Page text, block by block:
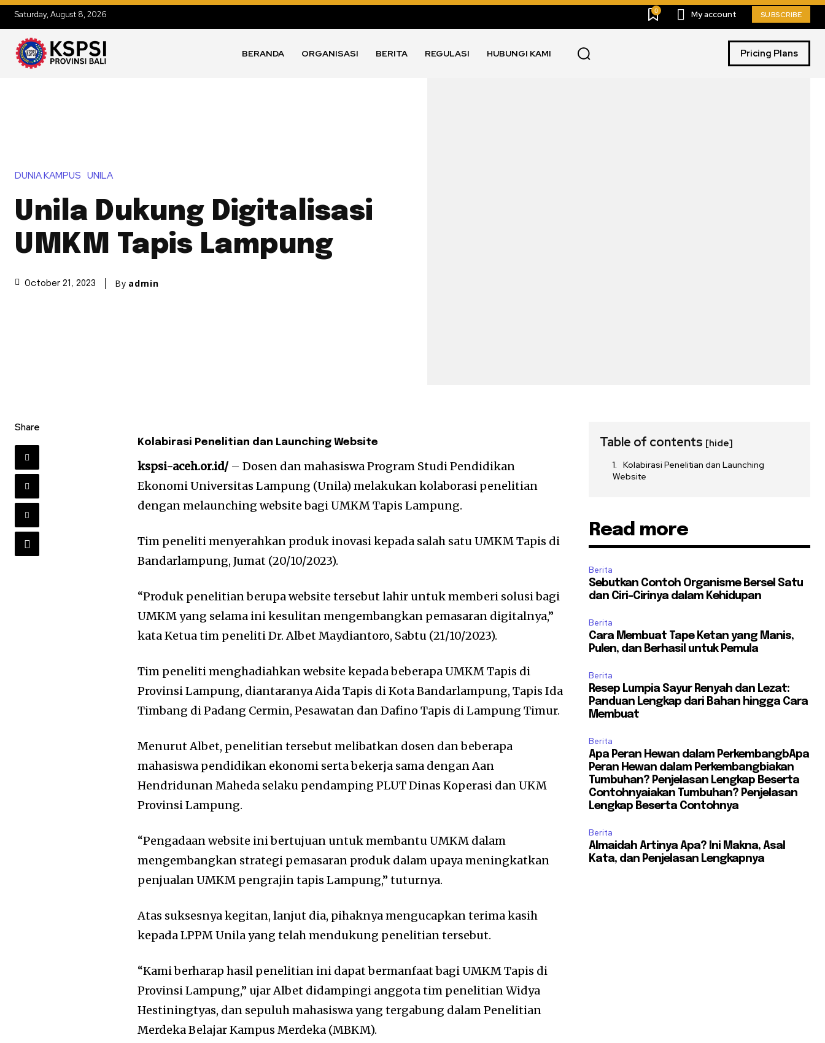
Saturday, August 8, 2026 0 My account SUBSCRIBE
BERANDA ORGANISASI BERITA REGULASI HUBUNGI KAMI Pricing Plans
DUNIA KAMPUS UNILA
Unila Dukung Digitalisasi
UMKM Tapis Lampung
October 21, 2023 By admin
Share
Kolabirasi Penelitian dan Launching Website
kspsi-aceh.or.id/– Dosen dan mahasiswa Program Studi Pendidikan
Ekonomi Universitas Lampung (Unila) melakukan kolaborasi penelitian
dengan melaunching website bagi UMKM Tapis Lampung.
Tim peneliti menyerahkan produk inovasi kepada salah satu UMKM Tapis di
Bandarlampung, Jumat (20/10/2023).
“Produk penelitian berupa website tersebut lahir untuk memberi solusi bagi
UMKM yang selama ini kesulitan mengembangkan pemasaran digitalnya,”
kata Ketua tim peneliti Dr. Albet Maydiantoro, Sabtu (21/10/2023).
Tim peneliti menghadiahkan website kepada beberapa UMKM Tapis di
Provinsi Lampung, diantaranya Aida Tapis di Kota Bandarlampung, Tapis Ida
Timbang di Padang Cermin, Pesawatan dan Dafino Tapis di Lampung Timur.
Menurut Albet, penelitian tersebut melibatkan dosen dan beberapa
mahasiswa pendidikan ekonomi serta bekerja sama dengan Aan
Hendridunan Maheda selaku pendamping PLUT Dinas Koperasi dan UKM
Provinsi Lampung.
“Pengadaan website ini bertujuan untuk membantu UMKM dalam
mengembangkan strategi pemasaran produk dalam upaya meningkatkan
penjualan UMKM pengrajin tapis Lampung,” tuturnya.
Atas suksesnya kegitan, lanjut dia, pihaknya mengucapkan terima kasih
kepada LPPM Unila yang telah mendukung penelitian tersebut.
“Kami berharap hasil penelitian ini dapat bermanfaat bagi UMKM Tapis di
Provinsi Lampung,” ujar Albet didampingi anggota tim penelitian Widya
Hestiningtyas, dan sepuluh mahasiswa yang tergabung dalam Penelitian
Merdeka Belajar Kampus Merdeka (MBKM).
Table of contents [hide]
Kolabirasi Penelitian dan Launching
Website
Read more
Berita
Sebutkan Contoh Organisme Bersel Satu
dan Ciri-Cirinya dalam Kehidupan
Berita
Cara Membuat Tape Ketan yang Manis,
Pulen, dan Berhasil untuk Pemula
Berita
Resep Lumpia Sayur Renyah dan Lezat:
Panduan Lengkap dari Bahan hingga Cara
Membuat
Berita
Apa Peran Hewan dalam PerkembangbApa
Peran Hewan dalam Perkembangbiakan
Tumbuhan? Penjelasan Lengkap Beserta
Contohnyaiakan Tumbuhan? Penjelasan
Lengkap Beserta Contohnya
Berita
Almaidah Artinya Apa? Ini Makna, Asal
Kata, dan Penjelasan Lengkapnya